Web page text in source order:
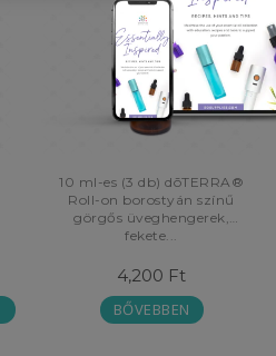
10 ml-es (3 db) dōTERRA®
Roll-on borostyán színű
görgős üveghengerek,
fekete...
4,200 Ft
BŐVEBBEN